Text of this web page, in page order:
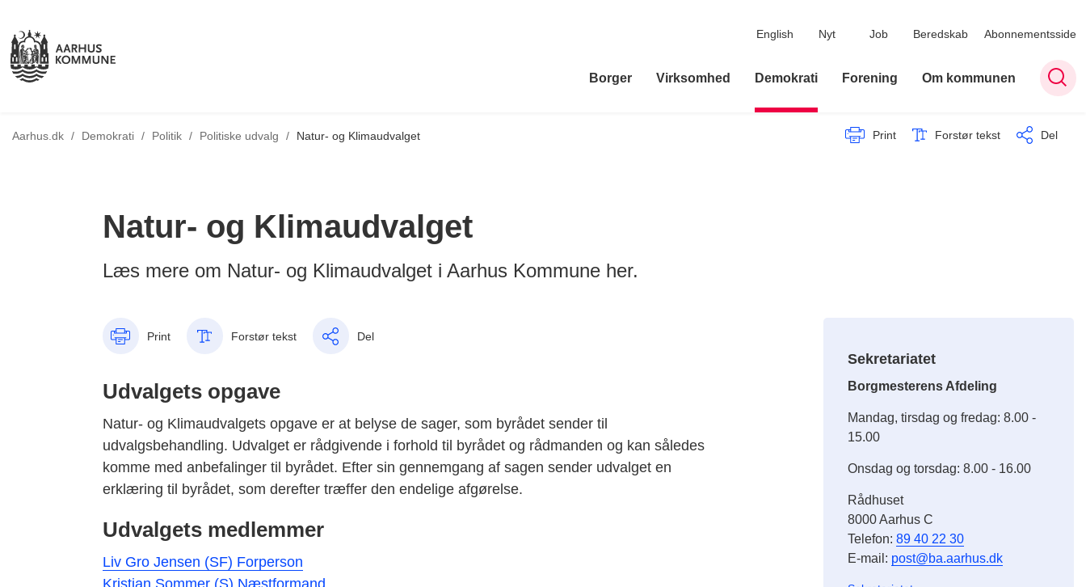
English Nyt Job Beredskab Abonnementsside
Borger Virksomhed Demokrati Forening Om kommunen
Aarhus.dk / Demokrati / Politik / Tilbage til
Politiske udvalg / Natur- og Klimaudvalget Print Forstør tekst Del
Natur- og Klimaudvalget
Læs mere om Natur- og Klimaudvalget i Aarhus Kommune her.
Print Forstør tekst Del
Udvalgets opgave
Natur- og Klimaudvalgets opgave er at belyse de sager, som byrådet sender til
udvalgsbehandling. Udvalget er rådgivende i forhold til byrådet og rådmanden og kan således
komme med anbefalinger til byrådet. Efter sin gennemgang af sagen sender udvalget en
erklæring til byrådet, som derefter træffer den endelige afgørelse.
Udvalgets medlemmer
Liv Gro Jensen (SF) Forperson
Kristian Sommer (S) Næstformand
Sekretariatet
Borgmesterens Afdeling
Mandag, tirsdag og fredag: 8.00 -
15.00
Onsdag og torsdag: 8.00 - 16.00
Rådhuset
8000 Aarhus C
Telefon:89 40 22 30
E-mail: post@ba.aarhus.dk